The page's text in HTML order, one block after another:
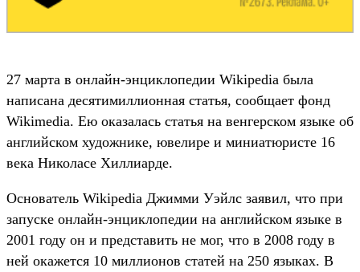
27 марта в онлайн-энциклопедии Wikipedia была
написана десятимиллионная статья, сообщает фонд
Wikimedia. Ею оказалась статья на венгерском языке об
английском художнике, ювелире и миниатюристе 16
века Николасе Хиллиарде.
Основатель Wikipedia Джимми Уэйлс заявил, что при
запуске онлайн-энциклопедии на английском языке в
2001 году он и представить не мог, что в 2008 году в
ней окажется 10 миллионов статей на 250 языках. В